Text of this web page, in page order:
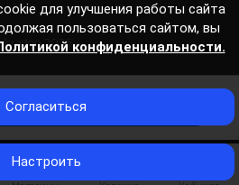
в наличии
Isradon 2026
для улучшения работы сайта
пользоваться сайтом, вы
конфиденциальности.
Согласиться
Настроить